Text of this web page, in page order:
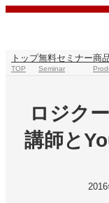
内
キ
トップ
TOP
無料セミナー
Seminar
商
ロジク
講師と